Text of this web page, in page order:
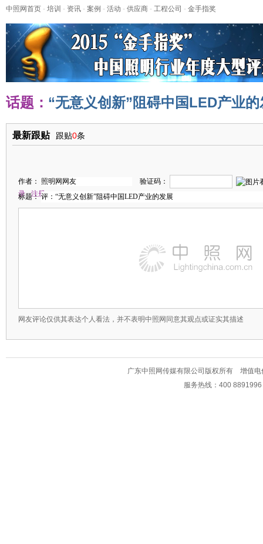
中照网首页 - 培训 - 资讯 - 案例 - 活动 - 供应商 - 工程公司 - 金手指奖
话题： “无意义创新”阻碍中国LED产业的
最新跟贴 跟贴0条
作者：
验证码：
录
注册
标题：
网友评论仅供其表达个人看法，并不表明中照网同意其观点或证实其描述
广东中照网传媒有限公司版权所有 增值
服务热线：400 8891996